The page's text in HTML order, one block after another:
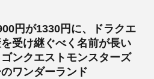
円が1330円に、ドラクエ
受け継ぐべく名前が長い
ゴンクエストモンスターズ
ワンダーランド